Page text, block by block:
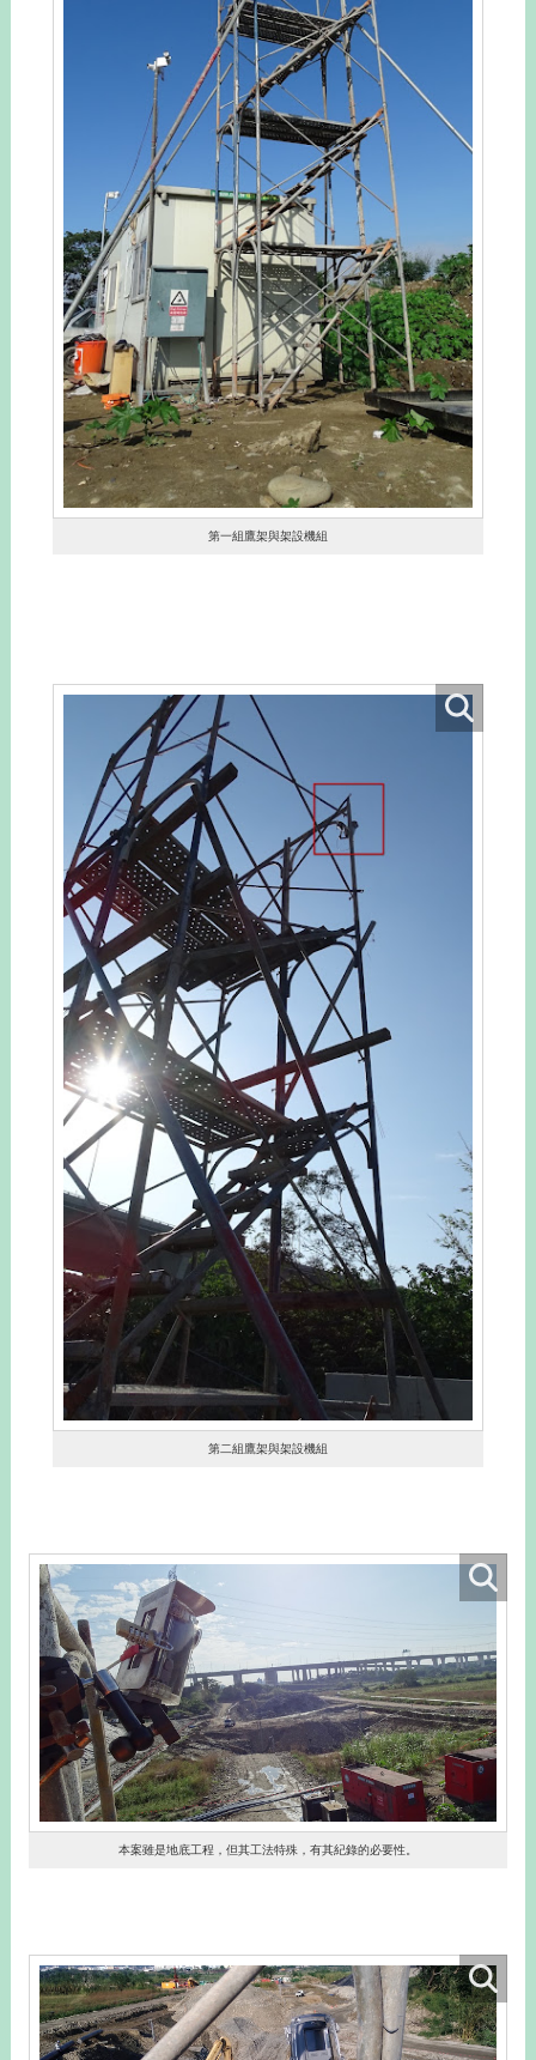
第一組鷹架與架設機組
第二組鷹架與架設機組
本案雖是地底工程，但其工法特殊，有其紀錄的必要性。